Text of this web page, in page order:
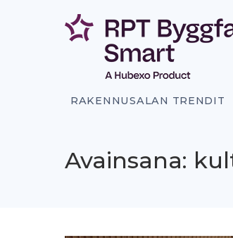
RAKENNUSALAN TRENDIT
Avainsana: